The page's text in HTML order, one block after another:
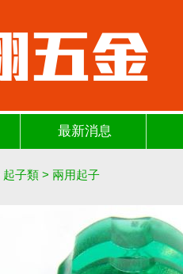
最新消息
起子類 > 兩用起子